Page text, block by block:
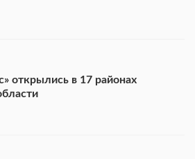
открылись в 17 районах